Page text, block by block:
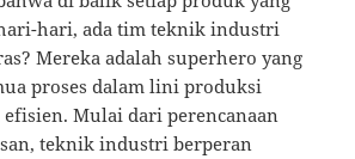
hari, ada tim teknik industri
Mereka adalah superhero yang
proses dalam lini produksi
Mulai dari perencanaan
teknik industri berperan